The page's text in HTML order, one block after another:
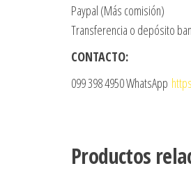
Paypal (Más comisión)
Transferencia o depósito
CONTACTO:
099 398 4950 WhatsApp
Productos